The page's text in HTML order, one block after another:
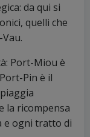
da qui si
quelli che
Port-Miou è
Pin è il
la ricompensa
e ogni tratto di